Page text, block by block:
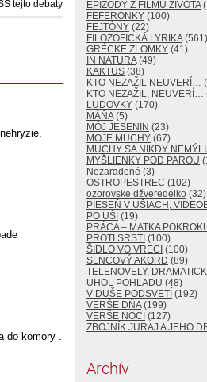
tejto debaty
komory .
EPIZÓDY Z FILMU ŽIVOTA
FEFERÓNKY (100)
FEJTÓNY (22)
FILOZOFICKÁ LYRIKA(561)
GRÉCKE ZLOMKY (41)
IN NATURA(49)
KAKTUS (38)
KTO NEZAŽIL NEUVERÍ…
KTO NEZAŽIL, NEUVERÍ…
ĽUDOVKY (170)
MÁŇA(5)
MÔJ JESENIN (23)
MOJE MUCHY (67)
MUCHY SA NIKDY
MYŠLIENKY POD PAROU
Nezaradené (3)
OSTROPESTREC (102)
ozorovske džveredelko (32)
PIESEŇ V UŠIACH,
PO UŠI (19)
PRÁCA – MATKA
PROTI SRSTI (100)
ŠIDLO VO VRECI (100)
SLNCOVÝ AKORD (89)
TELENOVELY,
UHOL POHĽADU (48)
V DUŠE PODSVETÍ (192)
VERŠE DŇA(199)
VERŠE NOCI (127)
ZBOJNÍK JURAJ A JEHO
Archív